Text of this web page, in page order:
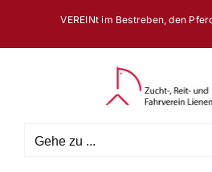
springen
VEREINt im Bestreben, den
Gehe zu ...